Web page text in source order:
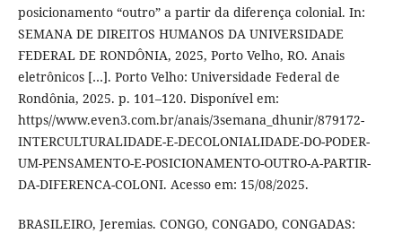
posicionamento “outro” a partir da diferença colonial. In:
SEMANA DE DIREITOS HUMANOS DA UNIVERSIDADE
FEDERAL DE RONDÔNIA, 2025, Porto Velho, RO. Anais
eletrônicos […]. Porto Velho: Universidade Federal de
Rondônia, 2025. p. 101–120. Disponível em:
https//www.even3.com.br/anais/3semana_dhunir/879172-
INTERCULTURALIDADE-E-DECOLONIALIDADE-DO-PODER-
UM-PENSAMENTO-E-POSICIONAMENTO-OUTRO-A-PARTIR-
DA-DIFERENCA-COLONI. Acesso em: 15/08/2025.
BRASILEIRO, Jeremias. CONGO, CONGADO, CONGADAS: